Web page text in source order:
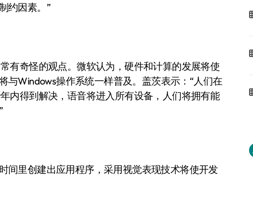
制约因素。”
奇怪的观点。微软认为，硬件和计算的发展将使
与Windows操作系统一样普及。盖茨表示：“人们在
内得到解决，语音将进入所有设备，人们将拥有能
里创建出应用程序，采用视觉表现技术将使开发